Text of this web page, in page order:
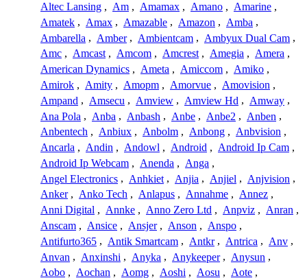
Altec Lansing , Am , Amamax , Amano , Amarine ,
Amatek , Amax , Amazable , Amazon , Amba ,
Ambarella , Amber , Ambientcam , Ambyux Dual Cam ,
Amc , Amcast , Amcom , Amcrest , Amegia , Amera ,
American Dynamics , Ameta , Amiccom , Amiko ,
Amirok , Amity , Amopm , Amorvue , Amovision ,
Ampand , Amsecu , Amview , Amview Hd , Amway ,
Ana Pola , Anba , Anbash , Anbe , Anbe2 , Anben ,
Anbentech , Anbiux , Anbolm , Anbong , Anbvision ,
Ancarla , Andin , Andowl , Android , Android Ip Cam ,
Android Ip Webcam , Anenda , Anga ,
Angel Electronics , Anhkiet , Anjia , Anjiel , Anjvision ,
Anker , Anko Tech , Anlapus , Annahme , Annez ,
Anni Digital , Annke , Anno Zero Ltd , Anpviz , Anran ,
Anscam , Ansice , Ansjer , Anson , Anspo ,
Antifurto365 , Antik Smartcam , Antkr , Antrica , Anv ,
Anvan , Anxinshi , Anyka , Anykeeper , Anysun ,
Aobo , Aochan , Aomg , Aoshi , Aosu , Aote ,